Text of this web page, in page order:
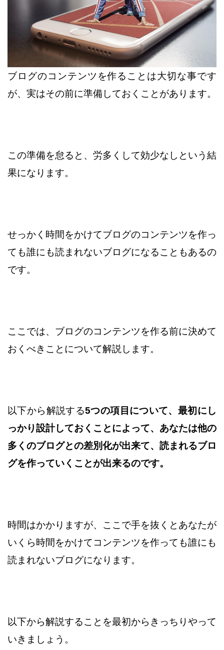
ブログのコンテンツを作ることは大切な事です
が、実はその前に準備しておくことがあります。
この準備を怠ると、労多くして効少なしという結
果になります。
せっかく時間をかけてブログのコンテンツを作っ
ても誰にも読まれないブログになることもあるの
です。
ここでは、ブログのコンテンツを作る前に決めて
おくべきことについて解説します。
以下から解説する5つの項目について、 最初にし
っかり設計しておくことによって、 あなたは他の
多くのブログとの差別化が出来て、読まれるブロ
グを作っていくことが出来るのです。
時間はかかりますが、ここで手を抜くとあなたが
いくら時間をかけて コンテンツを作っても誰にも
読まれないブログになります。
以下から解説することを最初からきっちりやって
いきましょう。